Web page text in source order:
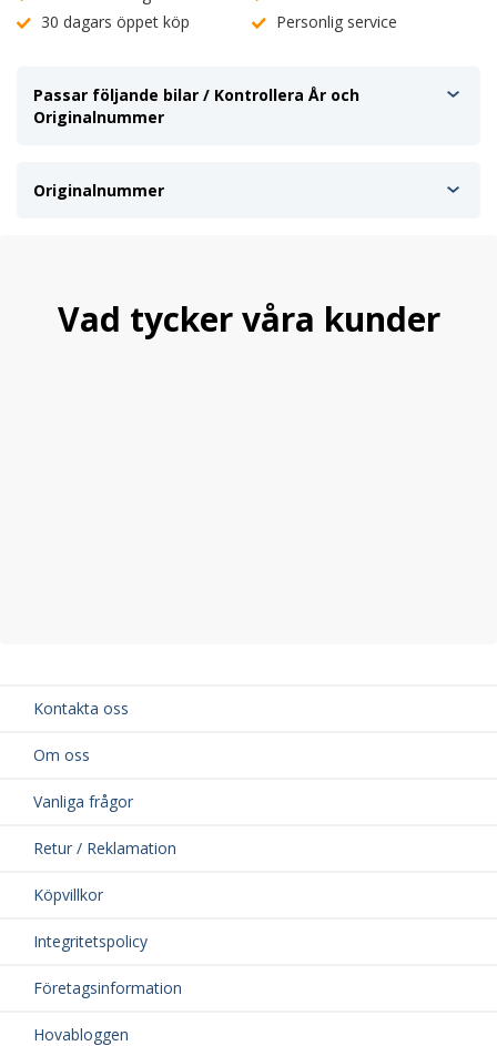
30 dagars öppet köp
Personlig service
Passar följande bilar / Kontrollera År och
Originalnummer
Originalnummer
Vad tycker våra kunder
Kontakta oss
Om oss
Vanliga frågor
Retur / Reklamation
Köpvillkor
Integritetspolicy
Företagsinformation
Hovabloggen